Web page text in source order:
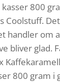
kasser 800
Coolstuff.
handler om
bliver glad.
800 gram i